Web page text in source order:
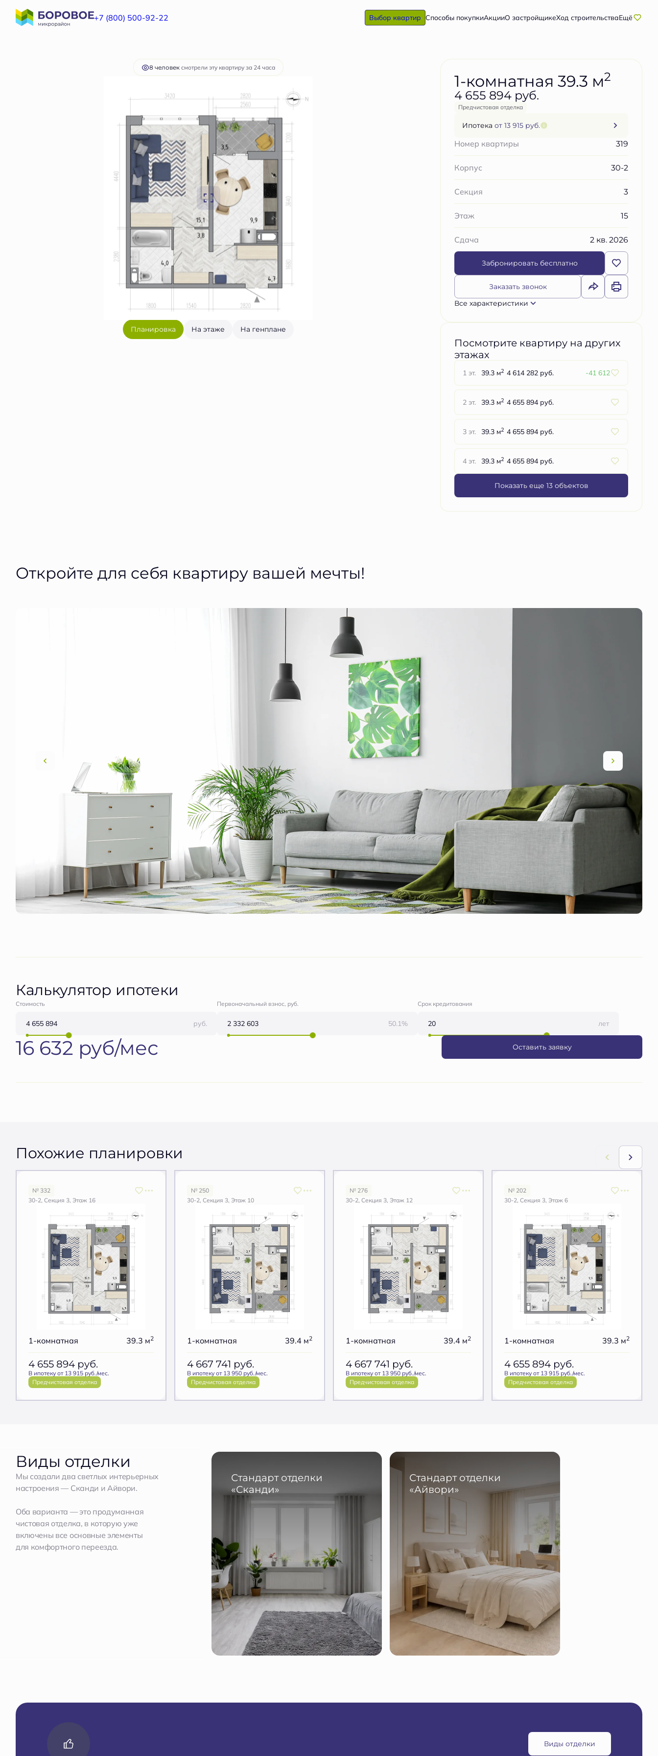
+7 (800) 500-92-22 Выбор квартир Способы покупкиАкцииО застройщикеХод строительстваЕщё
1-комнатная39.3 м2 4 655 894 руб. Забронировать бесплатно
8 человек смотрели эту квартиру за 24 часа
Планировка На этаже На генплане
1-комнатная 39.3 м2
4 655 894 руб.
Предчистовая отделка
Ипотека от 13 915 руб.
Номер квартиры 319
Корпус 30-2
Секция 3
Этаж 15
Сдача 2 кв. 2026
Забронировать бесплатно
Заказать звонок
Все характеристики
Посмотрите квартиру на других
этажах
1 эт. 39.3 м2 4 614 282 руб. -41 612
2 эт. 39.3 м2 4 655 894 руб.
3 эт. 39.3 м2 4 655 894 руб.
4 эт. 39.3 м2 4 655 894 руб.
Показать еще 13 объектов
Откройте для себя квартиру вашей мечты!
Калькулятор ипотеки
Стоимость
руб.
Первоначальный взнос, руб.
50.1%
Срок кредитования
лет
16 632 руб/мес Оставить заявку
Похожие планировки
№ 332
30-2, Секция 3, Этаж 16
1-комнатная 39.3 м2
4 655 894 руб.
В ипотеку от 13 915 руб./мес.
Предчистовая отделка
№ 250
30-2, Секция 3, Этаж 10
1-комнатная 39.4 м2
4 667 741 руб.
В ипотеку от 13 950 руб./мес.
Предчистовая отделка
№ 276
30-2, Секция 3, Этаж 12
1-комнатная 39.4 м2
4 667 741 руб.
В ипотеку от 13 950 руб./мес.
Предчистовая отделка
№ 202
30-2, Секция 3, Этаж 6
1-комнатная 39.3 м2
4 655 894 руб.
В ипотеку от 13 915 руб./мес.
Предчистовая отделка
Виды отделки
Мы создали два светлых интерьерных
настроения — Сканди и Айвори.
Оба варианта — это продуманная
чистовая отделка, в которую уже
включены все основные элементы
для комфортного переезда.
Стандарт отделки
«Сканди»
Стандарт отделки
«Айвори»
Виды отделки